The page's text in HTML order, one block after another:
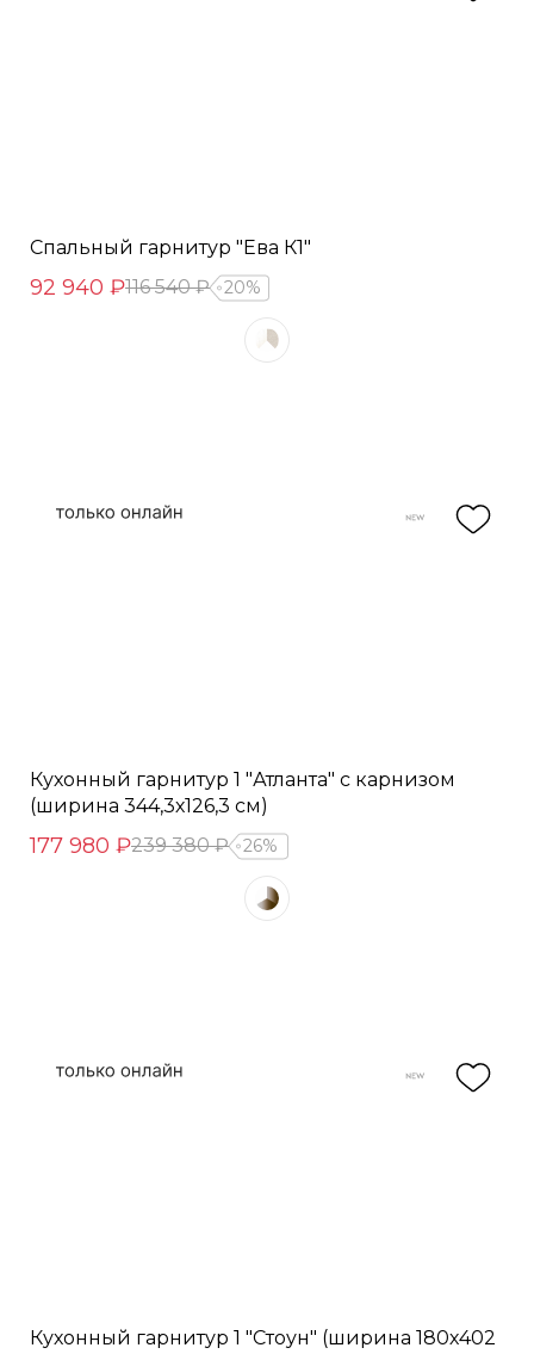
Спальный гарнитур "Ева К1"
92 940 ₽116 540 ₽ 20%
Кухонный гарнитур 1 "Атланта" с карнизом
(ширина 344,3х126,3 см)
177 980 ₽239 380 ₽ 26%
Кухонный гарнитур 1 "Стоун" (ширина 180х402